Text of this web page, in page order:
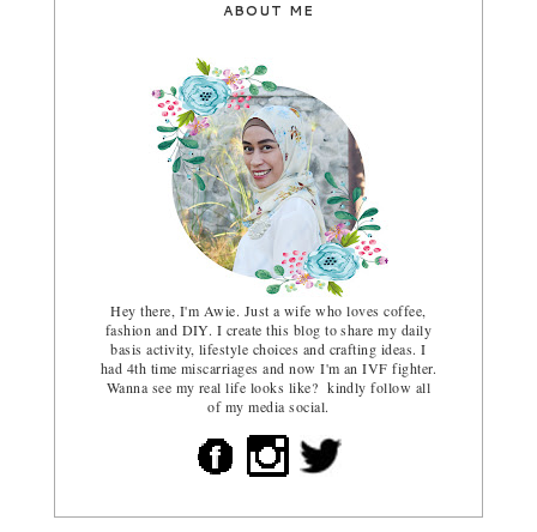
ABOUT ME
Hey there, I'm Awie. Just a wife who loves coffee,
fashion and DIY. I create this blog to share my daily
basis activity, lifestyle choices and crafting ideas. I
had 4th time miscarriages and now I'm an IVF fighter.
Wanna see my real life looks like? kindly follow all
of my media social.